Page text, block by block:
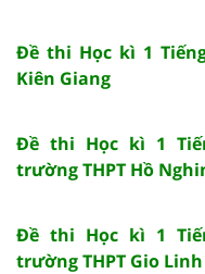
Đề thi Học kì 1
Kiên Giang
Đề thi Học kì 1
trường THPT Hồ
Đề thi Học kì 1
trường THPT Gio